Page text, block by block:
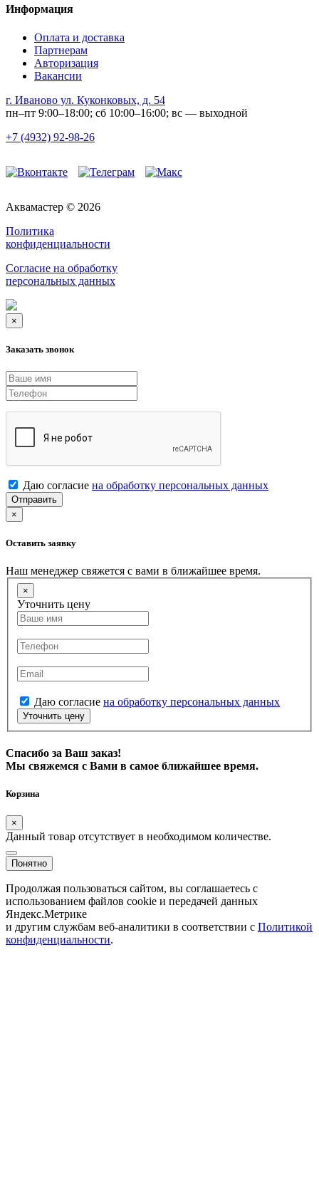
Информация
Оплата и доставка
Партнерам
Авторизация
Вакансии
г. Иваново ул. Куконковых, д. 54
пн–пт 9:00–18:00; сб 10:00–16:00; вс — выходной
+7 (4932) 92-98-26
Аквамастер © 2026
Политика
конфиденциальности
Согласие на обработку
персональных данных
×
Заказать звонок
Даю согласие на обработку персональных данных
Отправить
×
Оставить заявку
Наш менеджер свяжется с вами в ближайшее время.
×
Уточнить цену
Даю согласие на обработку персональных данных
Уточнить цену
Спасибо за Ваш заказ!
Мы свяжемся с Вами в самое ближайшее время.
Корзина
×
Данный товар отсутствует в необходимом количестве.
Понятно
Продолжая пользоваться сайтом, вы соглашаетесь с
использованием файлов cookie и передачей данных
Яндекс.Метрике
и другим службам веб-аналитики в соответствии с Политикой
конфиденциальности.